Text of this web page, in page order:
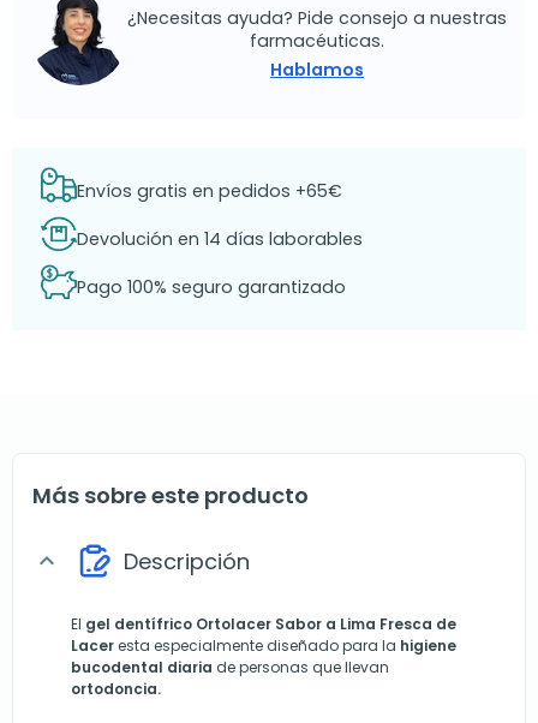
¿Necesitas ayuda? Pide consejo a nuestras
farmacéuticas.
Hablamos
Envíos gratis en pedidos +65€
Devolución en 14 días laborables
Pago 100% seguro garantizado
Más sobre este producto
expand_more Descripción
El gel dentífrico Ortolacer Sabor a Lima Fresca de
Laceresta especialmente diseñado para la higiene
bucodental diaria de personas que llevan
ortodoncia.